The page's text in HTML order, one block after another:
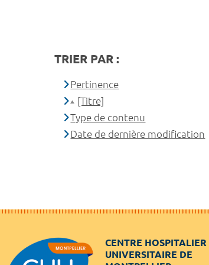
TRIER PAR :
Pertinence
[Titre]
Type de contenu
Date de dernière modification
CENTRE HOSPITALIER
UNIVERSITAIRE DE